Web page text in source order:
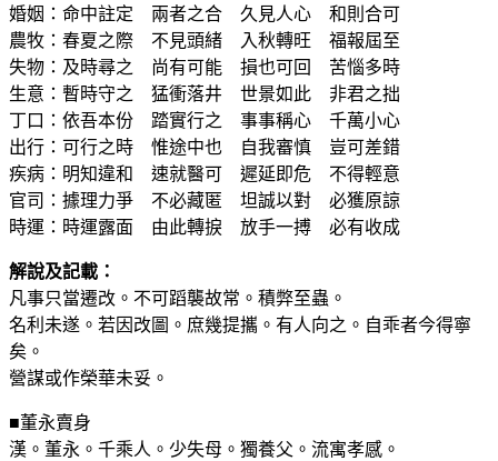
婚姻：命中註定 兩者之合 久見人心 和則合可
農牧：春夏之際 不見頭緒 入秋轉旺 福報屆至
失物：及時尋之 尚有可能 損也可回 苦惱多時
生意：暫時守之 猛衝落井 世景如此 非君之拙
丁口：依吾本份 踏實行之 事事稱心 千萬小心
出行：可行之時 惟途中也 自我審慎 豈可差錯
疾病：明知違和 速就醫可 遲延即危 不得輕意
官司：據理力爭 不必藏匿 坦誠以對 必獲原諒
時運：時運露面 由此轉捩 放手一搏 必有收成
解說及記載：
凡事只當遷改。不可蹈襲故常。積弊至蟲。
名利未遂。若因改圖。庶幾提攜。有人向之。自乖者今得寧
矣。
營謀或作榮華未妥。
■董永賣身
漢。董永。千乘人。少失母。獨養父。流寓孝感。